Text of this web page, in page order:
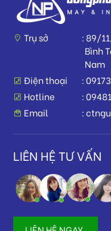
Trụ sở
89/
Bình
Nam
Điện thoại
Hotline
Email
LIÊN HỆ TƯ VẤN